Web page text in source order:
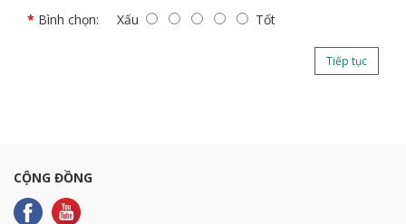
Bình chọn: Xấu Tốt
Tiếp tục
CỘNG ĐỒNG